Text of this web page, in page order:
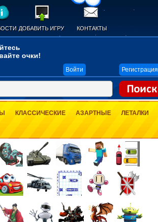
ДОБАВИТЬ ИГРУ КОНТАКТЫ
очки!
Войти Регистрация
КЛАССИЧЕСКИЕ АЗАРТНЫЕ
ЛЕТАЛКИ